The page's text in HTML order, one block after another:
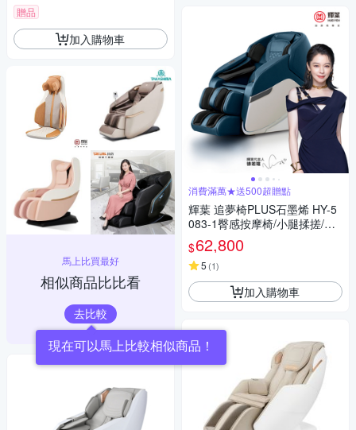
贈品
加入購物車
馬上比買最好
相似商品比比看
去比較
現在可以馬上比較相似商品！
消費滿萬★送500超贈點
輝葉 追夢椅PLUS石墨烯 HY-5
083-1臀感按摩椅/小腿揉搓/零
重力/溫熱
$62,800
5 (1)
加入購物車